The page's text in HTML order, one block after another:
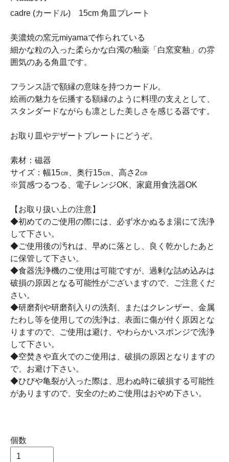
cadre (カードル) 15cm 角皿プレート
美濃焼の窯元miyamaで作られている
細かな粒の入った柔らかな白濁の釉薬「白窯変釉」の雰
囲気のある角皿です。
フランス語で額縁の意味を持つカードル。
絵画の魅力を伝播する額縁のように料理の支えとして、
スタンダードながらも凛とした美しさを感じる器です。
お取り皿やデザートプレートにどうぞ。
素材：磁器
サイズ：幅15㎝、奥行15㎝、高さ2㎝
※質感つるつる、電子レンジOK、家庭用食洗器OK
【お取り扱い上の注意】
◆初めてのご使用の際には、必ず水かぬるま湯にて洗浄
して下さい。
◆ご使用後の汚れは、早めに落とし、良く乾かしたあと
に保管して下さい。
◆食器洗浄機のご使用は可能ですが、過剰な詰め込みは
破損の原因となる可能性がございますので、ご注意くだ
さい。
◆研磨剤や研磨剤入りの洗剤、またはクレンザー、金属
たわし等を使用しての洗浄は、表面に傷が付く原因とな
りますので、ご使用は避け、やわらかいスポンジで洗浄
して下さい。
◆空焚きや直火でのご使用は、破損の原因となりますの
で、お避け下さい。
◆ひびや亀裂が入った際は、思わぬ時に破損する可能性
がありますので、安全のためご使用はおやめ下さい。
個数